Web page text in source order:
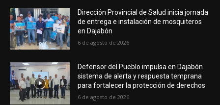
Dirección Provincial de Salud inicia jornada
de entrega e instalación de mosquiteros
en Dajabón
6 de agosto de 2026
Defensor del Pueblo impulsa en Dajabón
sistema de alerta y respuesta temprana
para fortalecer la protección de derechos
6 de agosto de 2026